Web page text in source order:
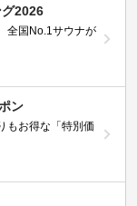
2026
全国No.1サウナが
ン
もお得な「特別価